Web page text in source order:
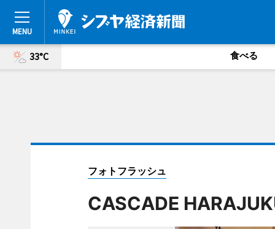
33°C 食べる
フォトフラッシュ
CASCADE